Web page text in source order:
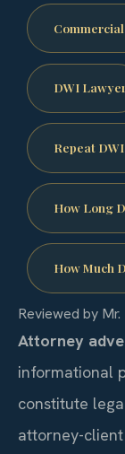
DWI
Repeat
How Long
How Much
Reviewed by
Attorney
informational
constitute
attorney-